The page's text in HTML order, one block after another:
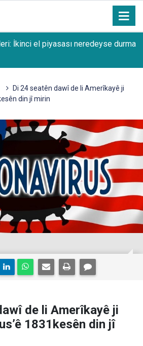
İkinci el piyasası neredeyse durma
Di 24 seatên dawî de li Amerîkayê ji
din jî mirin
de li Amerîkayê ji
1831kesên din jî